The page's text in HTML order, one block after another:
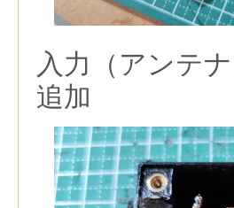
入力（アンテ
追加